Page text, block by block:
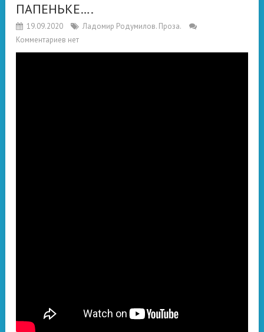
ПАПЕНЬКЕ….
19.09.2020
Ладомир Родумилов. Проза.
Комментариев нет